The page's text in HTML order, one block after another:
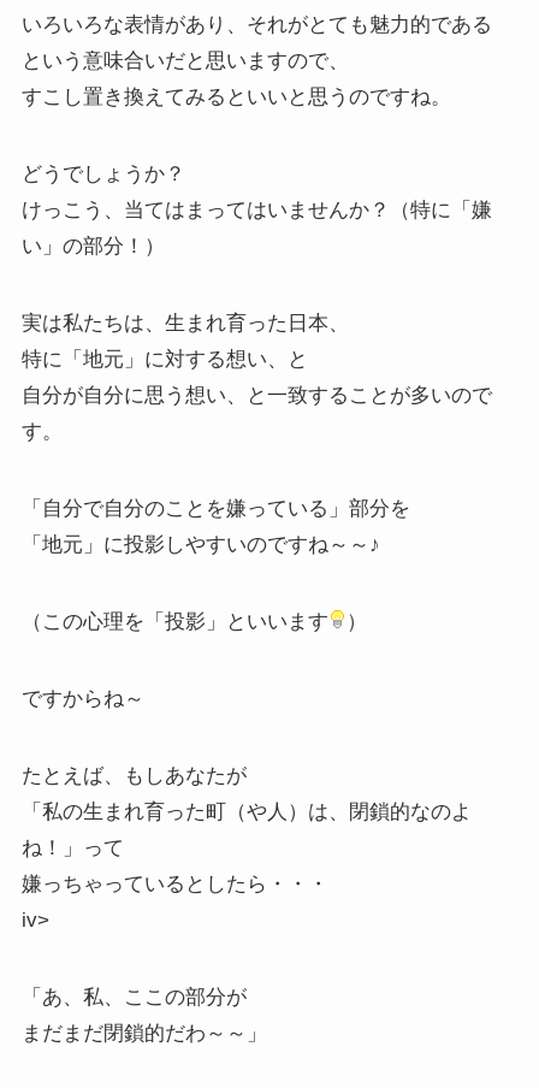
いろいろな表情があり、それがとても魅力的である
という意味合いだと思いますので、
すこし置き換えてみるといいと思うのですね。
どうでしょうか？
けっこう、当てはまってはいませんか？（特に「嫌
い」の部分！）
実は私たちは、生まれ育った日本、
特に「地元」に対する想い、と
自分が自分に思う想い、と一致することが多いので
す。
「自分で自分のことを嫌っている」部分を
「地元」に投影しやすいのですね～～♪
（この心理を「投影」といいます ）
ですからね～
たとえば、もしあなたが
「私の生まれ育った町（や人）は、閉鎖的なのよ
ね！」って
嫌っちゃっているとしたら・・・
iv>
「あ、私、ここの部分が
まだまだ閉鎖的だわ～～」